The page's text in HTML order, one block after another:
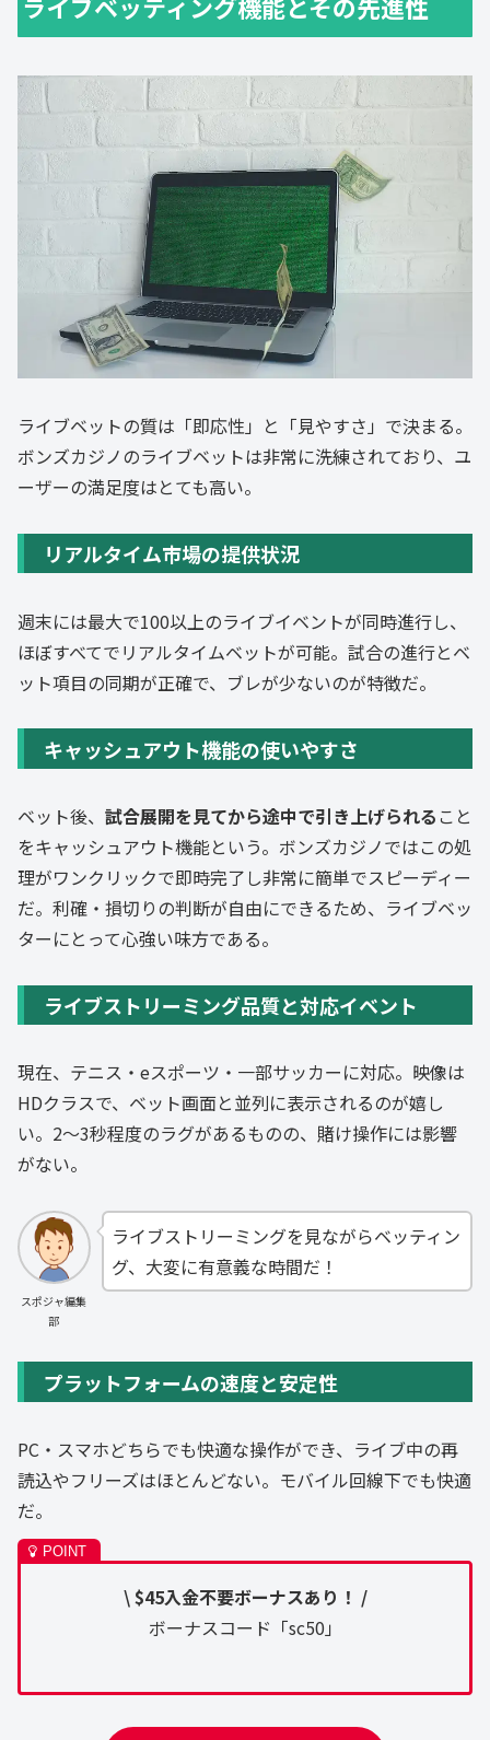
ライブベットの質は「即応性」と「見やすさ」で決まる。
ボンズカジノのライブベットは非常に洗練されており、ユ
ーザーの満足度はとても高い。
リアルタイム市場の提供状況
週末には最大で100以上のライブイベントが同時進行し、
ほぼすべてでリアルタイムベットが可能。試合の進行とベ
ット項目の同期が正確で、ブレが少ないのが特徴だ。
キャッシュアウト機能の使いやすさ
ベット後、 試合展開を見てから途中で引き上げられる こと
をキャッシュアウト機能という。ボンズカジノではこの処
理がワンクリックで即時完了し非常に簡単でスピーディー
だ。利確・損切りの判断が自由にできるため、ライブベッ
ターにとって心強い味方である。
ライブストリーミング品質と対応イベント
現在、テニス・eスポーツ・一部サッカーに対応。映像は
HDクラスで、ベット画面と並列に表示されるのが嬉し
い。2〜3秒程度のラグがあるものの、賭け操作には影響
がない。
スポジャ編集
部
ライブストリーミングを見ながらベッティン
グ、大変に有意義な時間だ！
プラットフォームの速度と安定性
PC・スマホどちらでも快適な操作ができ、ライブ中の再
読込やフリーズはほとんどない。モバイル回線下でも快適
だ。
\ $45入金不要ボーナスあり！ /
ボーナスコード「sc50」